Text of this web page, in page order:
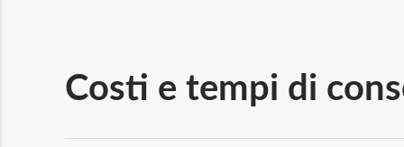
Costi e tempi di